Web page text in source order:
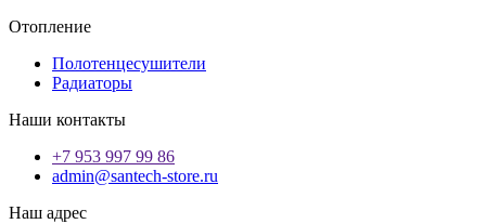
Отопление
Полотенцесушители
Радиаторы
Наши контакты
+7 953 997 99 86
admin@santech-store.ru
Наш адрес